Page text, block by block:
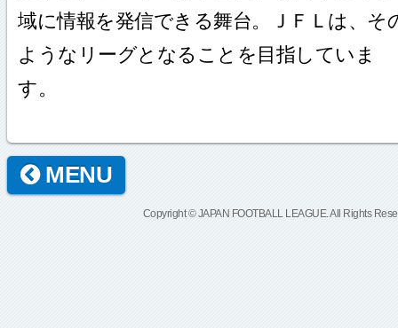
域に情報を発信できる舞台。ＪＦＬは、そ
ようなリーグとなることを目指していま
す。
MENU
Copyright © JAPAN FOOTBALL LEAGUE. All Rights